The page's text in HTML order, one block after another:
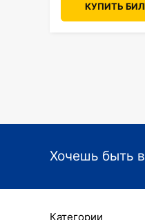
КУПИТЬ
Хочешь быть
Категории